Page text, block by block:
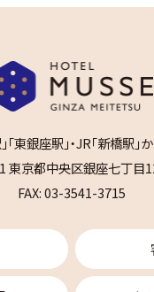
「東銀座駅」・JR「新橋駅」
東京都中央区銀座七丁目
FAX: 03-3541-3715